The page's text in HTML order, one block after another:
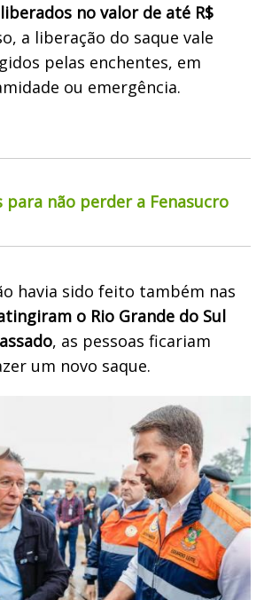
no valor de até R$
a liberação do saque vale
pelas enchentes, em
ou emergência.
para não perder a Fenasucro
havia sido feito também nas
o Rio Grande do Sul
, as pessoas ficariam
um novo saque.